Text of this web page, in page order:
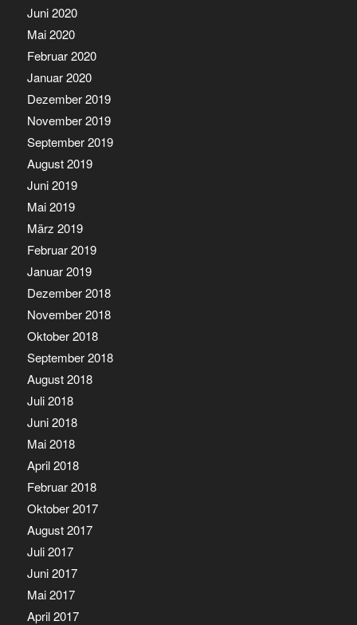
Juni 2020
Mai 2020
Februar 2020
Januar 2020
Dezember 2019
November 2019
September 2019
August 2019
Juni 2019
Mai 2019
März 2019
Februar 2019
Januar 2019
Dezember 2018
November 2018
Oktober 2018
September 2018
August 2018
Juli 2018
Juni 2018
Mai 2018
April 2018
Februar 2018
Oktober 2017
August 2017
Juli 2017
Juni 2017
Mai 2017
April 2017